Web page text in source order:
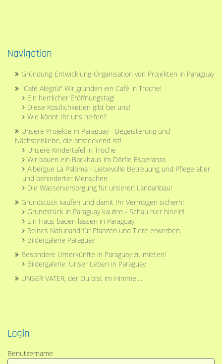
Navigation
Navigation
Gründung-Entwicklung-Organisation von Projekten in Paraguay
"Café Alegría" Wir gründen ein Café in Troche!
Ein herrlicher Eröffnungstag!
Diese Köstlichkeiten gibt bei uns!
Wie könnt Ihr uns helfen?
Unsere Projekte in Paraguay - Begeisterung und
Nächstenliebe, die ansteckend ist!
Unsere Kindertafel in Troche
Wir bauen ein Backhaus im Dörfle Esperanza
Albergue La Paloma - Liebevolle Betreuung und Pflege alter
und behinderter Menschen
Die Wasserversorgung für unseren Landanbau!
Grundstück kaufen und damit Ihr Vermögen sichern!
Grundstück in Paraguay kaufen - Schau hier hinein!
Ein Haus bauen lassen in Paraguay!
Reines Naturland für Pfanzen und Tiere erwerben.
Bildergalerie Paraguay
Besondere Unterkünfte in Paraguay zu mieten!
Bildergalerie: Unser Leben in Paraguay
UNSER VATER, der Du bist im Himmel...
Login
Benutzername